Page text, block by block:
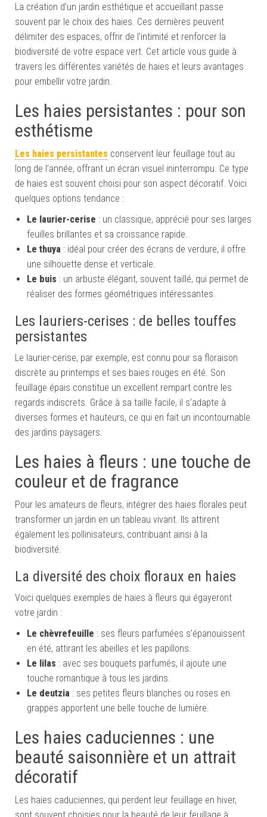
La création d’un jardin esthétique et accueillant passe
souvent par le choix des haies. Ces dernières peuvent
délimiter des espaces, offrir de l’intimité et renforcer la
biodiversité de votre espace vert. Cet article vous guide à
travers les différentes variétés de haies et leurs avantages
pour embellir votre jardin.
Les haies persistantes : pour son
esthétisme
Les haies persistantes conservent leur feuillage tout au
long de l’année, offrant un écran visuel ininterrompu. Ce type
de haies est souvent choisi pour son aspect décoratif. Voici
quelques options tendance :
Le laurier-cerise : un classique, apprécié pour ses larges
feuilles brillantes et sa croissance rapide.
Le thuya : idéal pour créer des écrans de verdure, il offre
une silhouette dense et verticale.
Le buis : un arbuste élégant, souvent taillé, qui permet de
réaliser des formes géométriques intéressantes.
Les lauriers-cerises : de belles touffes
persistantes
Le laurier-cerise, par exemple, est connu pour sa floraison
discrète au printemps et ses baies rouges en été. Son
feuillage épais constitue un excellent rempart contre les
regards indiscrets. Grâce à sa taille facile, il s’adapte à
diverses formes et hauteurs, ce qui en fait un incontournable
des jardins paysagers.
Les haies à fleurs : une touche de
couleur et de fragrance
Pour les amateurs de fleurs, intégrer des haies florales peut
transformer un jardin en un tableau vivant. Ils attirent
également les pollinisateurs, contribuant ainsi à la
biodiversité.
La diversité des choix floraux en haies
Voici quelques exemples de haies à fleurs qui égayeront
votre jardin :
Le chèvrefeuille : ses fleurs parfumées s’épanouissent
en été, attirant les abeilles et les papillons.
Le lilas : avec ses bouquets parfumés, il ajoute une
touche romantique à tous les jardins.
Le deutzia : ses petites fleurs blanches ou roses en
grappes apportent une belle touche de lumière.
Les haies caduciennes : une
beauté saisonnière et un attrait
décoratif
Les haies caduciennes, qui perdent leur feuillage en hiver,